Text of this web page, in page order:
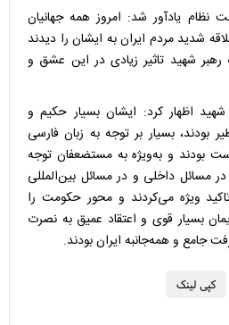
یادآور شد: امروز همه جهانیان
شدید مردم ایران به ایشان را دیدند
رهبر شهید تاثیر زیادی در این عشق و
اظهار کرد: ایشان بسیار حکیم و
بودند، بسیار بر توجه به زبان فارسی
بودند و به‌ویژه به مستضعفان توجه
مسائل داخلی و در مسائل بین‌المللی
ویژه می‌کردند و محور حکومت را
بسیار قوی و اعتقاد عمیق به نصرت
جامع و همه‌جانبه ایران بودند.
کپی لینک